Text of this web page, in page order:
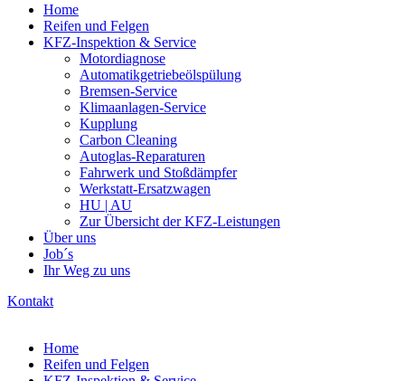
Home
Reifen und Felgen
KFZ-Inspektion & Service
Motordiagnose
Automatikgetriebeölspülung
Bremsen-Service
Klimaanlagen-Service
Kupplung
Carbon Cleaning
Autoglas-Reparaturen
Fahrwerk und Stoßdämpfer
Werkstatt-Ersatzwagen
HU | AU
Zur Übersicht der KFZ-Leistungen
Über uns
Job´s
Ihr Weg zu uns
Kontakt
Home
Reifen und Felgen